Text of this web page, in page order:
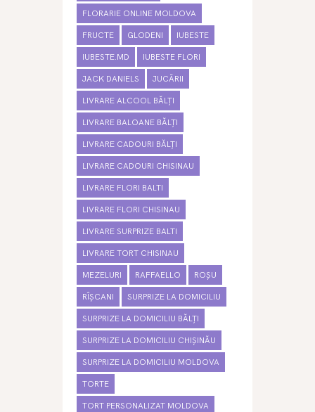
FLORARIE ONLINE MOLDOVA
FRUCTE GLODENI IUBESTE
IUBESTE.MD IUBESTE FLORI
JACK DANIELS JUCĂRII
LIVRARE ALCOOL BĂLȚI
LIVRARE BALOANE BĂLȚI
LIVRARE CADOURI BĂLȚI
LIVRARE CADOURI CHISINAU
LIVRARE FLORI BALTI
LIVRARE FLORI CHISINAU
LIVRARE SURPRIZE BALTI
LIVRARE TORT CHISINAU
MEZELURI RAFFAELLO ROȘU
RÎȘCANI SURPRIZE LA DOMICILIU
SURPRIZE LA DOMICILIU BĂLȚI
SURPRIZE LA DOMICILIU CHIȘINĂU
SURPRIZE LA DOMICILIU MOLDOVA
TORTE
TORT PERSONALIZAT MOLDOVA